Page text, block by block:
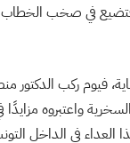
فتضيع في صخب
نهاية، فيوم ركب
السخرية واعتبروه
العداء في الداخل